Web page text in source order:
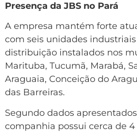
Presença da JBS no Pará
A empresa mantém forte
com seis unidades
distribuição instalados nos
Marituba, Tucumã, Marabá,
Araguaia, Conceição do
das Barreiras.
Segundo dados
companhia possui cerca de